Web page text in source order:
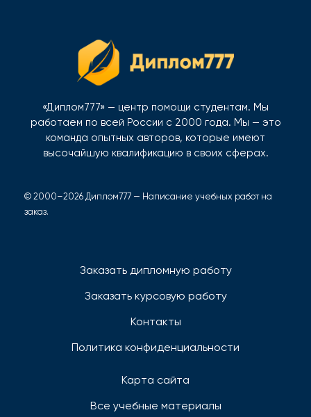
«Диплом777» — центр помощи студентам. Мы
работаем по всей России с 2000 года. Мы — это
команда опытных авторов, которые имеют
высочайшую квалификацию в своих сферах.
© 2000–2026 Диплом777 — Написание учебных работ на
заказ.
Заказать дипломную работу
Заказать курсовую работу
Контакты
Политика конфиденциальности
Карта сайта
Все учебные материалы